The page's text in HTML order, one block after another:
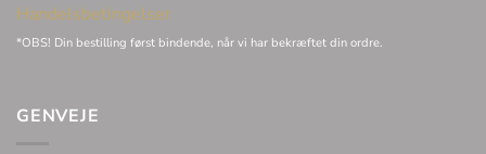
Handelsbetingelser
*OBS! Din bestilling først bindende, når vi har bekræftet din ordre.
GENVEJE